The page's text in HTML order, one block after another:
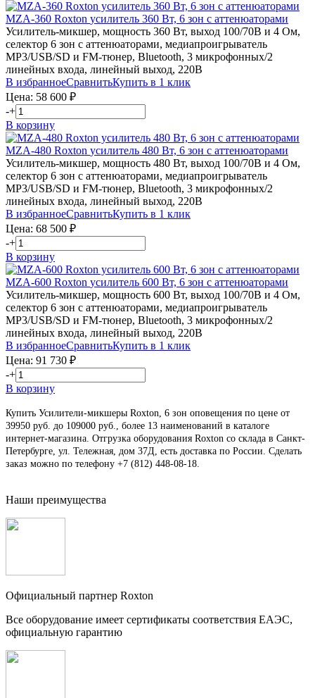
MZA-360 Roxton усилитель 360 Вт, 6 зон с аттенюаторами
Усилитель-микшер, мощность 360 Вт, выход 100/70В и 4 Ом,
селектор 6 зон с аттенюаторами, медиапроигрыватель
MP3/USB/SD и FM-тюнер, Bluetooth, 3 микрофонных/2
линейных входа, линейный выход, 220В
В избранноеСравнитьКупить в 1 клик
Цена: 58 600 ₽
-+
В корзину
MZA-480 Roxton усилитель 480 Вт, 6 зон с аттенюаторами
Усилитель-микшер, мощность 480 Вт, выход 100/70В и 4 Ом,
селектор 6 зон с аттенюаторами, медиапроигрыватель
MP3/USB/SD и FM-тюнер, Bluetooth, 3 микрофонных/2
линейных входа, линейный выход, 220В
В избранноеСравнитьКупить в 1 клик
Цена: 68 500 ₽
-+
В корзину
MZA-600 Roxton усилитель 600 Вт, 6 зон с аттенюаторами
Усилитель-микшер, мощность 600 Вт, выход 100/70В и 4 Ом,
селектор 6 зон с аттенюаторами, медиапроигрыватель
MP3/USB/SD и FM-тюнер, Bluetooth, 3 микрофонных/2
линейных входа, линейный выход, 220В
В избранноеСравнитьКупить в 1 клик
Цена: 91 730 ₽
-+
В корзину
Купить Усилители-микшеры Roxton, 6 зон оповещения по цене от
39950 руб. до 109000 руб., более 13 наименований в каталоге
интернет-магазина. Отгрузка оборудования Roxton со склада в Санкт-
Петербурге, ул. Тележная, дом 37Д, есть доставка по России. Сделать
заказ можно по телефону +7 (812) 448-08-18.
Наши преимущества
Официальный партнер Roxton
Все оборудование имеет сертификаты соответствия ЕАЭС,
официальную гарантию